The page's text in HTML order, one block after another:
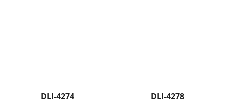
DLI-4274
DLI-4278